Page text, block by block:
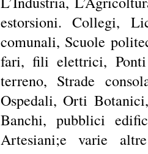
estorsioni. Collegi,
comunali, Scuole
fari, fili elettrici,
terreno, Strade
Ospedali, Orti
Banchi, pubblici
Artesiani;e varie